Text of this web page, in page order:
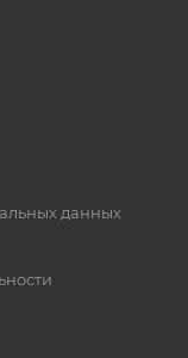
данных